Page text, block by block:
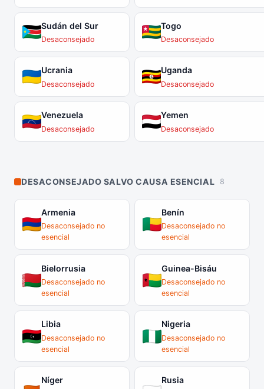
Sudán del Sur
Desaconsejado
Togo
Desaconsejado
Ucrania
Desaconsejado
Uganda
Desaconsejado
Venezuela
Desaconsejado
Yemen
Desaconsejado
DESACONSEJADO SALVO CAUSA ESENCIAL 8
Armenia
Desaconsejado no
esencial
Benín
Desaconsejado no
esencial
Bielorrusia
Desaconsejado no
esencial
Guinea-Bisáu
Desaconsejado no
esencial
Libia
Desaconsejado no
esencial
Nigeria
Desaconsejado no
esencial
Níger Rusia